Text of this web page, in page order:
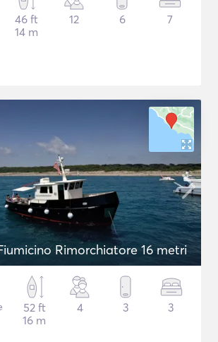
46 ft
14 m
12 6 7
Rimorchiatore 16 metri
52 ft
16 m
4 3 3